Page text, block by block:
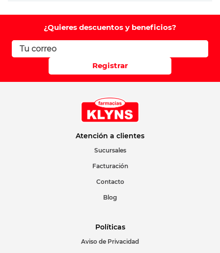
¿Quieres descuentos y beneficios?
Registrar
Atención a clientes
Sucursales
Facturación
Contacto
Blog
Políticas
Aviso de Privacidad